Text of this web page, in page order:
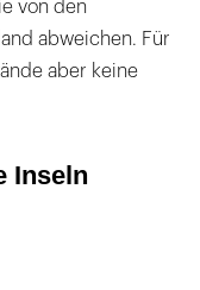
von den
abweichen. Für
aber keine
Inseln